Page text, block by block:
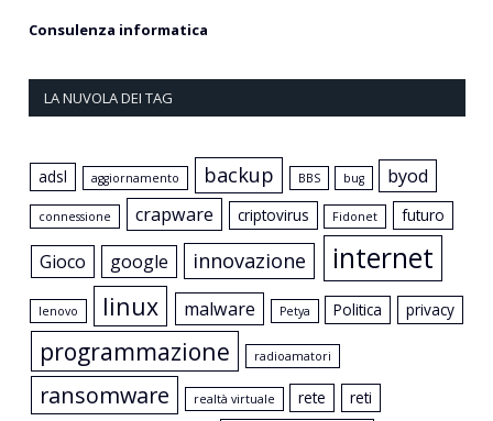
Consulenza informatica
LA NUVOLA DEI TAG
adsl aggiornamento backup BBS bug byod
connessione crapware criptovirus Fidonet futuro
Gioco google innovazione internet
lenovo linux malware Petya Politica privacy
programmazione radioamatori
ransomware realtà virtuale rete reti